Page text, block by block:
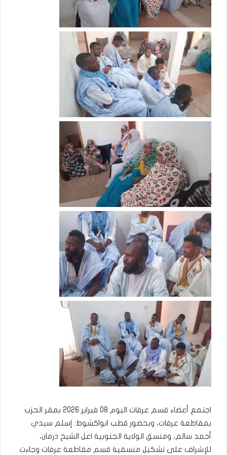
اجتمع أعضاء قسم عرفات اليوم 08 فبراير 2026 بمقر الحزب
بمقاطعة عرفات، وبحضور قطب انواكشوط: إسلم سيدي
أحمد سالم، ومنسق الولاية الجنوبية اعل الشيخ درمان،
للإشراف على تشكيل منسقية قسم مقاطعة عرفات وجاءت